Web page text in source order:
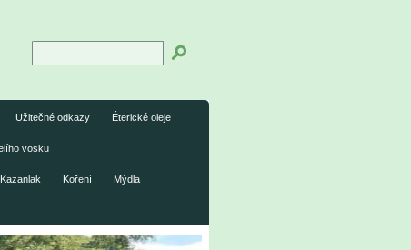
Užitečné odkazy Éterické oleje
vosku
Koření Mýdla